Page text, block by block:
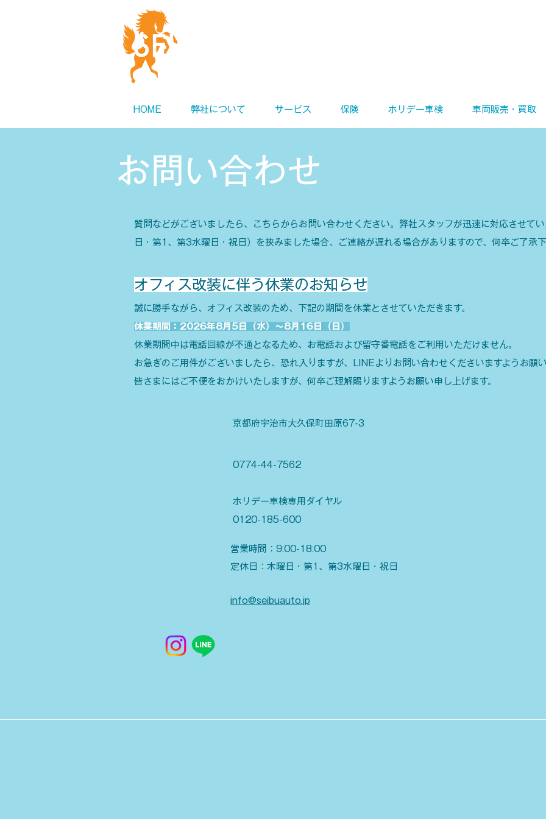
HOME 弊社について サービス 保険 ホリデー車検 車両販売・買取
お問い合わせ
質問などがございましたら、こちらからお問い合わせください。弊社スタッフが迅速に対応させて
日・第1、第3水曜日・祝日）を挟みました場合、ご連絡が遅れる場合がありますので、何卒ご了承下
オフィス改装に伴う休業のお知らせ
誠に勝手ながら、オフィス改装のため、下記の期間を休業とさせていただきます。
休業期間：2026年8月5日（水）～8月16日（日）
休業期間中は電話回線が不通となるため、お電話および留守番電話をご利用いただけません。
お急ぎのご用件がございましたら、恐れ入りますが、LINEよりお問い合わせくださいますようお願い
皆さまにはご不便をおかけいたしますが、何卒ご理解賜りますようお願い申し上げます。
京都府宇治市大久保町田原67-3
0774-44-7562
ホリデー車検専用ダイヤル
0120-185-600
営業時間：9:00-18:00
​定休日：木曜日・第1、第3水曜日・祝日
info@seibuauto.jp